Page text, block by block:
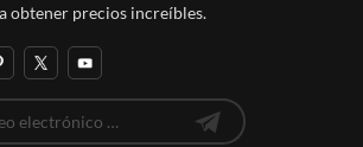
obtener precios increíbles.